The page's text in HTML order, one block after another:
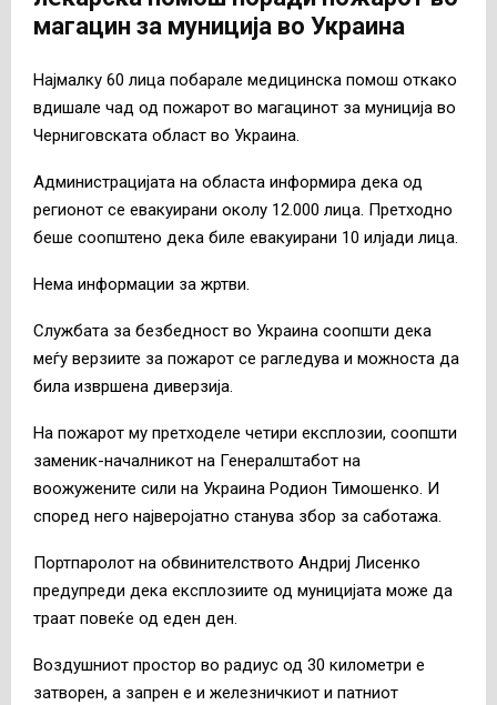
магацин за муниција во Украина
Најмалку 60 лица побарале медицинска помош откако
вдишале чад од пожарот во магацинот за муниција во
Черниговската област во Украина.
Администрацијата на областа информира дека од
регионот се евакуирани околу 12.000 лица. Претходно
беше соопштено дека биле евакуирани 10 илјади лица.
Нема информации за жртви.
Службата за безбедност во Украина соопшти дека
меѓу верзиите за пожарот се рагледува и можноста да
била извршена диверзија.
На пожарот му претходеле четири експлозии, соопшти
заменик-началникот на Генералштабот на
воожужените сили на Украина Родион Тимошенко. И
според него најверојатно станува збор за саботажа.
Портпаролот на обвинителството Андриј Лисенко
предупреди дека експлозиите од муницијата може да
траат повеќе од еден ден.
Воздушниот простор во радиус од 30 километри е
затворен, а запрен е и железничкиот и патниот